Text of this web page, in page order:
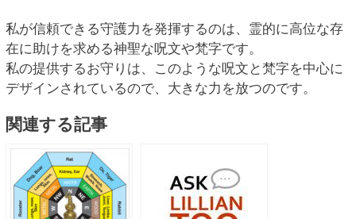
私が信頼できる守護力を発揮するのは、霊的に高位な存
在に助けを求める神聖な呪文や梵字です。
私の提供するお守りは、このような呪文と梵字を中心に
デザインされているので、大きな力を放つのです。
関連する記事